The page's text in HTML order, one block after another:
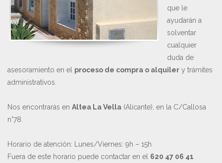
que le
ayudarán a
solventar
cualquier
duda de
asesoramiento en el proceso de compra o alquiler y trámites
administrativos.
Nos encontrarás en Altea La Vella (Alicante), en la C/Callosa
n°78.
Horario de atención: Lunes/Viernes: 9h – 15h
Fuera de este horario puede contactar en el 620 47 06 41